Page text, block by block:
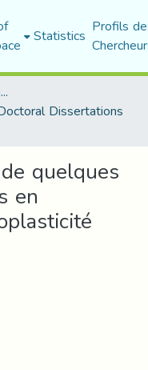
Statistics Profils
Faculty of Mathematics and Computer Science
Dissertations
quelques
en